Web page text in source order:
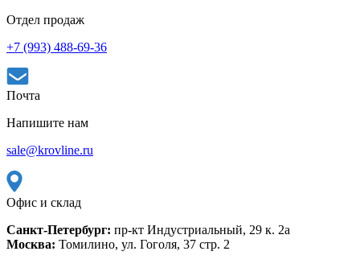
Отдел продаж
+7 (993) 488-69-36
Почта
Напишите нам
sale@krovline.ru
Офис и склад
Санкт-Петербург: пр-кт Индустриальный, 29 к. 2а
Москва: Томилино, ул. Гоголя, 37 стр. 2